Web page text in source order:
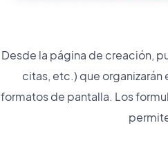
Desde la página de creación,
citas, etc.) que
formatos de pantalla. Los